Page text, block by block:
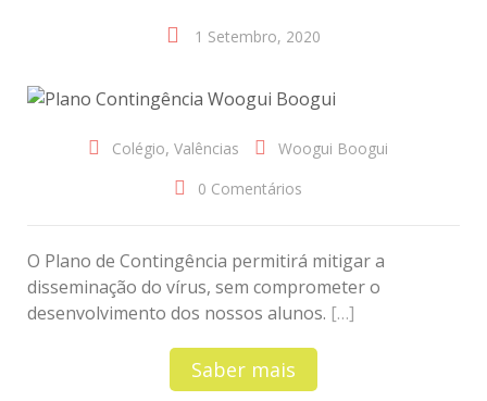
1 Setembro, 2020
Colégio, Valências
Woogui Boogui
0 Comentários
O Plano de Contingência permitirá mitigar a
disseminação do vírus, sem comprometer o
desenvolvimento dos nossos alunos. […]
Saber mais